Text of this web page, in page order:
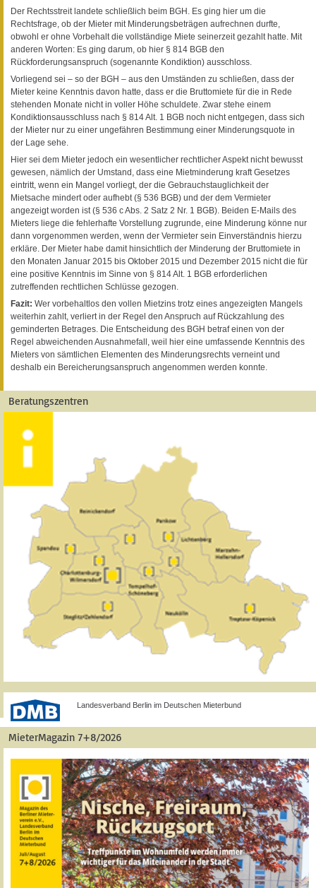
Der Rechtsstreit landete schließlich beim BGH. Es ging hier um die
Rechtsfrage, ob der Mieter mit Minderungsbeträgen aufrechnen durfte,
obwohl er ohne Vorbehalt die vollständige Miete seinerzeit gezahlt hatte. Mit
anderen Worten: Es ging darum, ob hier § 814 BGB den
Rückforderungsanspruch (sogenannte Kondiktion) ausschloss.
Vorliegend sei – so der BGH – aus den Umständen zu schließen, dass der
Mieter keine Kenntnis davon hatte, dass er die Bruttomiete für die in Rede
stehenden Monate nicht in voller Höhe schuldete. Zwar stehe einem
Kondiktionsausschluss nach § 814 Alt. 1 BGB noch nicht entgegen, dass sich
der Mieter nur zu einer ungefähren Bestimmung einer Minderungsquote in
der Lage sehe.
Hier sei dem Mieter jedoch ein wesentlicher rechtlicher Aspekt nicht bewusst
gewesen, nämlich der Umstand, dass eine Mietminderung kraft Gesetzes
eintritt, wenn ein Mangel vorliegt, der die Gebrauchstauglichkeit der
Mietsache mindert oder aufhebt (§ 536 BGB) und der dem Vermieter
angezeigt worden ist (§ 536 c Abs. 2 Satz 2 Nr. 1 BGB). Beiden E-Mails des
Mieters liege die fehlerhafte Vorstellung zugrunde, eine Minderung könne nur
dann vorgenommen werden, wenn der Vermieter sein Einverständnis hierzu
erkläre. Der Mieter habe damit hinsichtlich der Minderung der Bruttomiete in
den Monaten Januar 2015 bis Oktober 2015 und Dezember 2015 nicht die für
eine positive Kenntnis im Sinne von § 814 Alt. 1 BGB erforderlichen
zutreffenden rechtlichen Schlüsse gezogen.
Fazit: Wer vorbehaltlos den vollen Mietzins trotz eines angezeigten Mangels
weiterhin zahlt, verliert in der Regel den Anspruch auf Rückzahlung des
geminderten Betrages. Die Entscheidung des BGH betraf einen von der
Regel abweichenden Ausnahmefall, weil hier eine umfassende Kenntnis des
Mieters von sämtlichen Elementen des Minderungsrechts verneint und
deshalb ein Bereicherungsanspruch angenommen werden konnte.
Beratungszentren
Landesverband Berlin im Deutschen Mieterbund
MieterMagazin 7+8/2026